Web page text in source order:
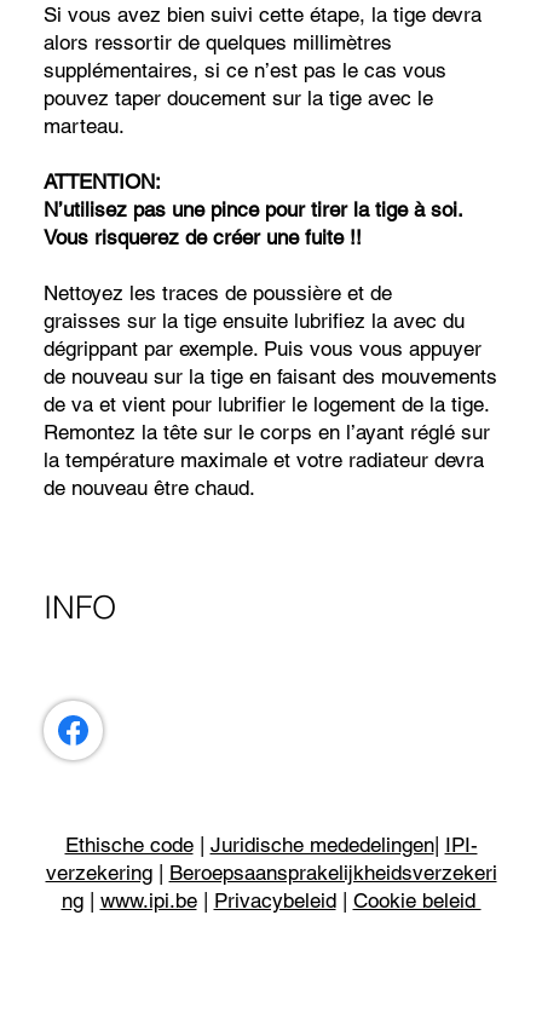
Si vous avez bien suivi cette étape, la tige devra
alors ressortir de quelques millimètres
supplémentaires, si ce n’est pas le cas vous
pouvez taper doucement sur la tige avec le
marteau.
ATTENTION:
N’utilisez pas une pince pour tirer la tige à soi.
Vous risquerez de créer une fuite !!
Nettoyez les traces de poussière et de
graisses sur la tige ensuite lubrifiez la avec du
dégrippant par exemple. Puis vous vous appuyer
de nouveau sur la tige en faisant des mouvements
de va et vient pour lubrifier le logement de la tige.
Remontez la tête sur le corps en l’ayant réglé sur
la température maximale et votre radiateur devra
de nouveau être chaud.
INFO
Ethische code| Juridische mededelingen| IPI-
verzekering| Beroepsaansprakelijkheidsverzekeri
ng| www.ipi.be| Privacybeleid| Cookie beleid